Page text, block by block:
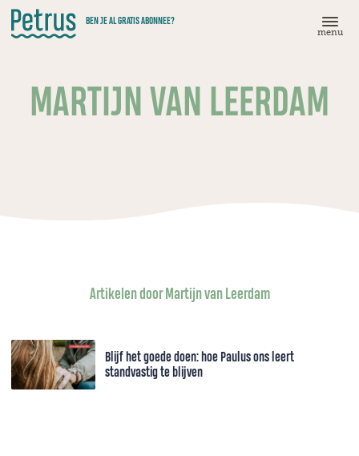
Doorgaan
naar
hoofdinhoud
BEN JE AL GRATIS ABONNEE?
menu
MARTIJN VAN LEERDAM
Artikelen door Martijn van Leerdam
Blijf het goede doen: hoe Paulus ons leert
standvastig te blijven